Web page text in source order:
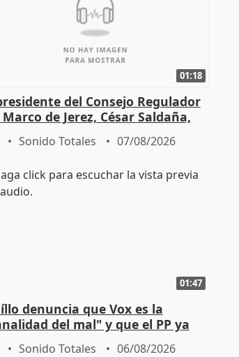
01:18
del Consejo Regulador
de Jerez, César Saldaña,
exportaciones
Sonido Totales 07/08/2026
01:47
denuncia que Vox es la
del mal" y que el PP ya
todas sus tesis
Sonido Totales 06/08/2026